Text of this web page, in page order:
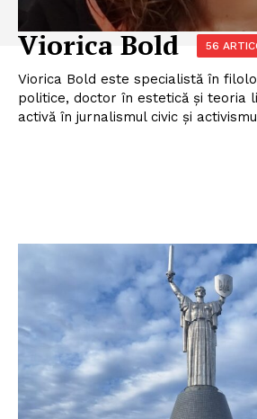
Viorica Bold 56
Viorica Bold este specialistă în
politice, doctor în estetică și teoria
activă în jurnalismul civic și